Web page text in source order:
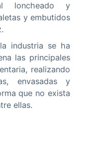
loncheado y
y embutidos
industria se ha
las principales
realizando
envasadas y
que no exista
ellas.